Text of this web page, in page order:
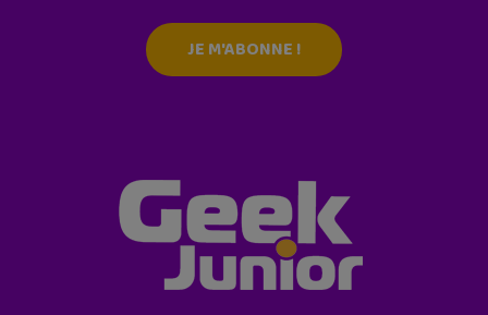
JE M'ABONNE !